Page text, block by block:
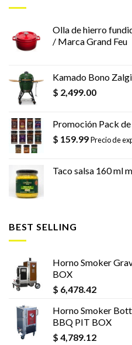
Olla de hierro
/ Marca Grand Feu
Kamado Bono
$ 2,499.00
Promoción Pack
$ 159.99Precio de
Taco salsa 160 ml
BEST SELLING
Horno Smoker
BOX
$ 6,478.42
Horno Smoker
BBQ PIT BOX
$ 4,789.12